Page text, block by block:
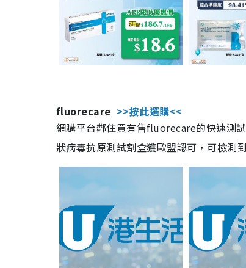
fluorecare >>按此選購<<
網購平台鄰住買有售fluorecare的快速測
狀病毒抗原測試劑盒獲歐盟認可，可檢